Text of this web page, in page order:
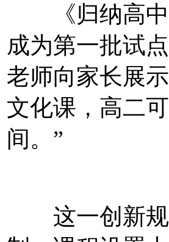
《归纳高中
成为第一批试
老师向家长展
文化课，高二
间。”
这一创新规